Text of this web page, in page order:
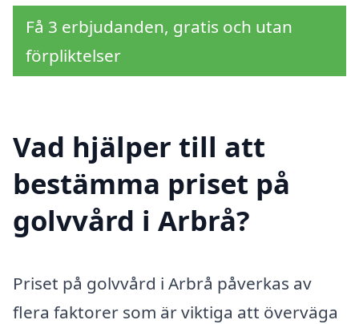
Få 3 erbjudanden, gratis och utan
förpliktelser
Vad hjälper till att
bestämma priset på
golvvård i Arbrå?
Priset på golvvård i Arbrå påverkas av
flera faktorer som är viktiga att överväga